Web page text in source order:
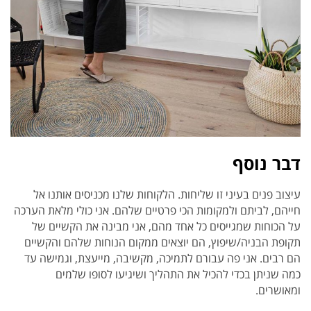
דבר נוסף
עיצוב פנים בעיני זו שליחות. הלקוחות שלנו מכניסים אותנו אל
חייהם, לביתם ולמקומות הכי פרטיים שלהם. אני כולי מלאת הערכה
על הכוחות שמגייסים כל אחד מהם, אני מבינה את הקשיים של
תקופת הבניה/שיפוץ, הם יוצאים ממקום הנוחות שלהם והקשיים
הם רבים. אני פה עבורם לתמיכה, מקשיבה, מייעצת, וגמישה עד
כמה שניתן בכדי להכיל את התהליך ושיגיעו לסופו שלמים
ומאושרים.